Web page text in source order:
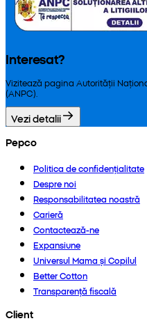
Interesat?
Vizitează pagina Autorității
(ANPC).
Vezi detalii
Pepco
Politica de confidențialitate
Despre noi
Responsabilitatea noastră
Carieră
Contactează-ne
Expansiune
Universul Mama și Copilul
Better Cotton
Transparență fiscală
Client